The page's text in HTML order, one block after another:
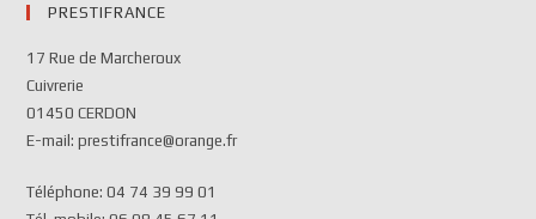
PRESTIFRANCE
17 Rue de Marcheroux
Cuivrerie
01450 CERDON
E-mail: prestifrance@orange.fr
Téléphone: 04 74 39 99 01